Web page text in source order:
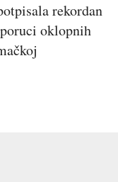
rekordan
oklopnih